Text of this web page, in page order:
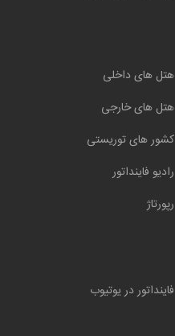
هتل های داخلی
هتل های خارجی
کشور های توریستی
رادیو فاینداتور
رپورتاژ
فاینداتور در یوتیوب